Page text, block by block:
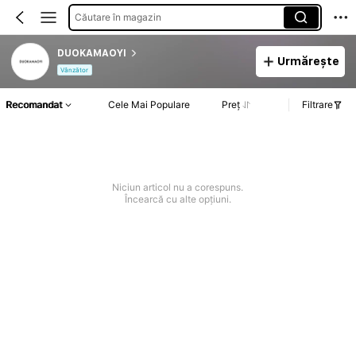
Căutare în magazin
DUOKAMAOYI
Vânzător
Urmărește
Recomandat Cele Mai Populare Preț Filtrare
Niciun articol nu a corespuns.
Încearcă cu alte opțiuni.